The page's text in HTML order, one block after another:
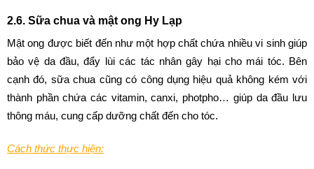
2.6. Sữa chua và mật ong Hy Lạp
Mật ong được biết đến như một hợp chất chứa nhiều vi sinh giúp
bảo vệ da đầu, đẩy lùi các tác nhân gây hại cho mái tóc. Bên
cạnh đó, sữa chua cũng có công dụng hiệu quả không kém với
thành phần chứa các vitamin, canxi, photpho… giúp da đầu lưu
thông máu, cung cấp dưỡng chất đến cho tóc.
Cách thức thực hiện: